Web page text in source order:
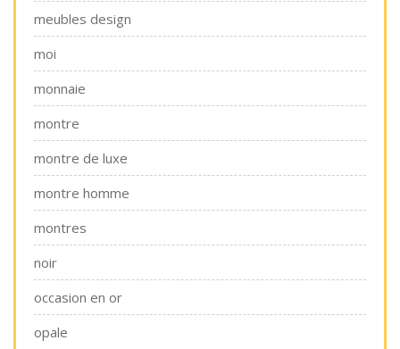
meubles design
moi
monnaie
montre
montre de luxe
montre homme
montres
noir
occasion en or
opale